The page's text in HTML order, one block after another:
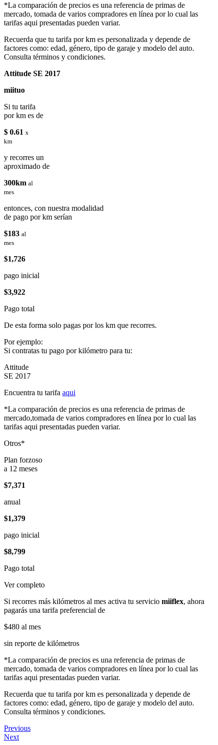
*La comparación de precios es una referencia de primas de
mercado, tomada de varios compradores en línea por lo cual las
tarifas aqui presentadas pueden variar.
Recuerda que tu tarifa por km es personalizada y depende de
factores como: edad, género, tipo de garaje y modelo del auto.
Consulta términos y condiciones.
Attitude SE 2017
miituo
Si tu tarifa
por km es de
$ 0.61 x
km
y recorres un
aproximado de
300km al
mes
entonces, con nuestra modalidad
de pago por km serían
$183 al
mes
$1,726
pago inicial
$3,922
Pago total
De esta forma solo pagas por los km que recorres.
Por ejemplo:
Si contratas tu pago por kilómetro para tu:
Attitude
SE 2017
Encuentra tu tarifa aqui
*La comparación de precios es una referencia de primas de
mercado,tomada de varios compradores en línea por lo cual las
tarifas aqui presentadas pueden variar.
Otros*
Plan forzoso
a 12 meses
$7,371
anual
$1,379
pago inicial
$8,799
Pago total
Ver completo
Si recorres más kilómetros al mes activa tu servicio miiflex, ahora
pagarás una tarifa preferencial de
$480 al mes
sin reporte de kilómetros
*La comparación de precios es una referencia de primas de
mercado, tomada de varios compradores en línea por lo cual las
tarifas aqui presentadas pueden variar.
Recuerda que tu tarifa por km es personalizada y depende de
factores como: edad, género, tipo de garaje y modelo del auto.
Consulta términos y condiciones.
Previous
Next